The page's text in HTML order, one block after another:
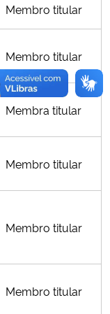
Membro titular
Membro titular
Membra titular
Membro titular
Membro titular
Membro titular